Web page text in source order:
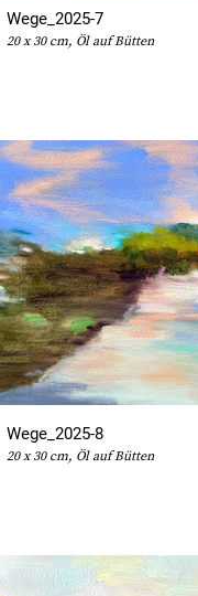
Wege_2025-7
20 x 30 cm, Öl auf Bütten
Wege_2025-8
20 x 30 cm, Öl auf Bütten